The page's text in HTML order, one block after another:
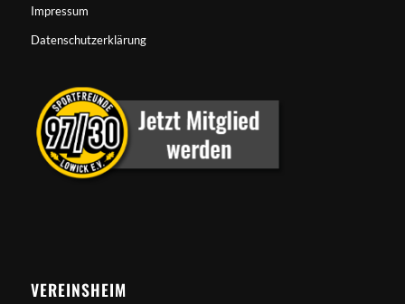
Impressum
Datenschutzerklärung
VEREINSHEIM